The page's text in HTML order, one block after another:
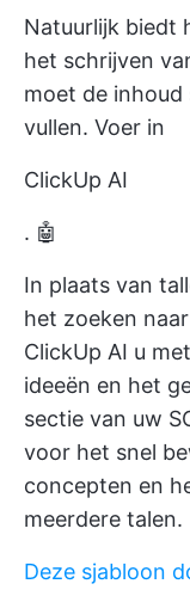
Natuurlijk biedt
het schrijven
moet de
vullen. Voer in
ClickUp AI
. 🤖
In plaats van
het zoeken
ClickUp AI u
ideeën en het
sectie van uw
voor het snel
concepten en
meerdere talen.
Deze sjabloon